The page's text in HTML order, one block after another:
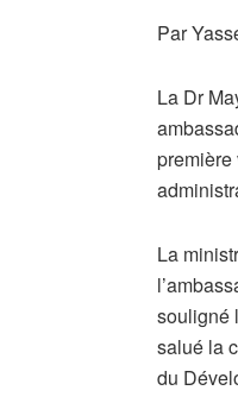
Par
La Dr
La
souligné
salué la
du